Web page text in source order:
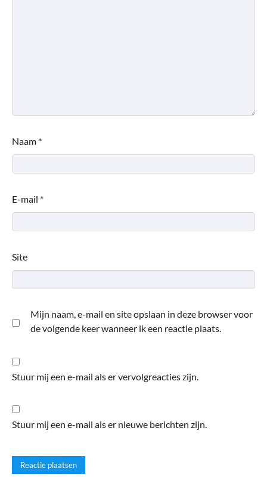
Naam *
E-mail *
Site
Mijn naam, e-mail en site opslaan in deze browser voor
de volgende keer wanneer ik een reactie plaats.
Stuur mij een e-mail als er vervolgreacties zijn.
Stuur mij een e-mail als er nieuwe berichten zijn.